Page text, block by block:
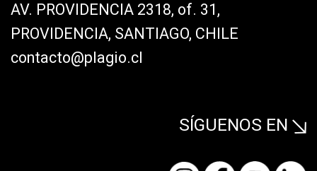
AV. PROVIDENCIA 2318, of. 31,
PROVIDENCIA, SANTIAGO, CHILE
contacto@plagio.cl
SÍGUENOS EN